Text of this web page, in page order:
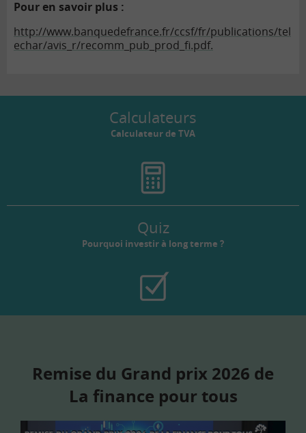
Pour en savoir plus :
http://www.banquedefrance.fr/ccsf/fr/publications/tel
echar/avis_r/recomm_pub_prod_fi.pdf.
Calculateurs
Calculateur de TVA
Quiz
Pourquoi investir à long terme ?
Remise du Grand prix 2026 de
La finance pour tous